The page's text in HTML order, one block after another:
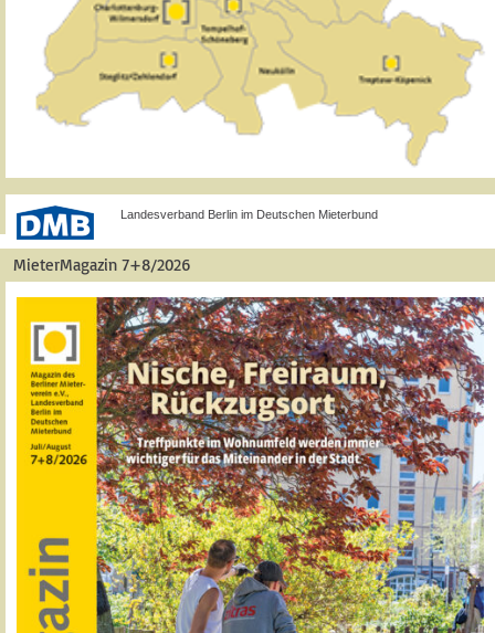
Landesverband Berlin im Deutschen Mieterbund
MieterMagazin 7+8/2026